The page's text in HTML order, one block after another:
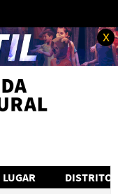
x
LUGAR DISTRITO